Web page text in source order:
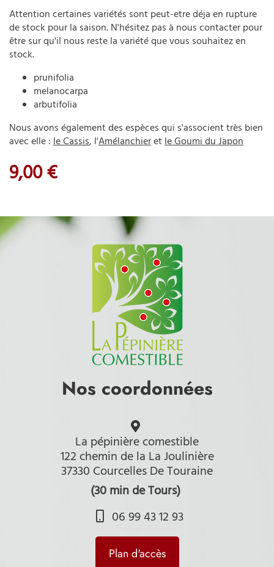
Attention certaines variétés sont peut-etre déja en rupture
de stock pour la saison.N'hésitez pas à nous contacter pour
être sur qu'il nous reste la variété que vous souhaitez en
stock.
prunifolia
melanocarpa
arbutifolia
Nous avons également des espèces qui s'associent très bien
avec elle :le Cassis, l'Amélanchieretle Goumi du Japon
9,00 €
Nos coordonnées
La pépinière comestible
122 chemin de la La Joulinière
37330 Courcelles De Touraine
(30 min de Tours)
06 99 43 12 93
Plan d'accès